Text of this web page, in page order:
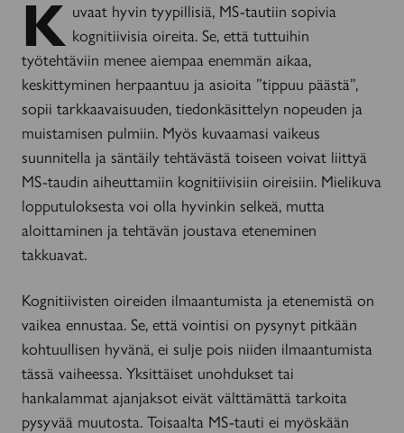
K uvaat hyvin tyypillisiä, MS-tautiin sopivia
kognitiivisia oireita. Se, että tuttuihin
työtehtäviin menee aiempaa enemmän aikaa,
keskittyminen herpaantuu ja asioita ”tippuu päästä”,
sopii tarkkaavaisuuden, tiedonkäsittelyn nopeuden ja
muistamisen pulmiin. Myös kuvaamasi vaikeus
suunnitella ja säntäily tehtävästä toiseen voivat liittyä
MS-taudin aiheuttamiin kognitiivisiin oireisiin. Mielikuva
lopputuloksesta voi olla hyvinkin selkeä, mutta
aloittaminen ja tehtävän joustava eteneminen
takkuavat.
Kognitiivisten oireiden ilmaantumista ja etenemistä on
vaikea ennustaa. Se, että vointisi on pysynyt pitkään
kohtuullisen hyvänä, ei sulje pois niiden ilmaantumista
tässä vaiheessa. Yksittäiset unohdukset tai
hankalammat ajanjaksot eivät välttämättä tarkoita
pysyvää muutosta. Toisaalta MS-tauti ei myöskään